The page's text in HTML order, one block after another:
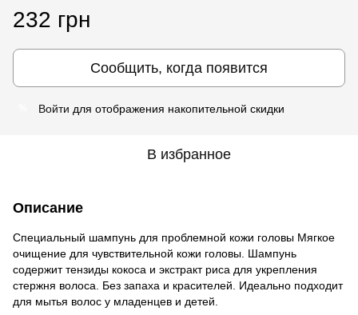
232 грн
Сообщить, когда появится
Войти для отображения накопительной скидки
В избранное
Описание
Специальный шампунь для проблемной кожи головы Мягкое
очищение для чувствительной кожи головы. Шампунь
содержит тензиды кокоса и экстракт риса для укрепления
стержня волоса. Без запаха и красителей. Идеально подходит
для мытья волос у младенцев и детей.